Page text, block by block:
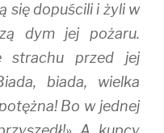
się dopuścili i żyli w
dym jej pożaru.
strachu przed jej
biada, wielka
Bo w jednej